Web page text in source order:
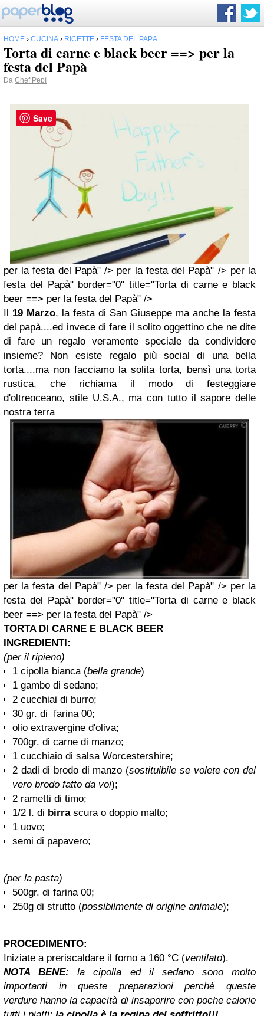
HOME › CUCINA › RICETTE › FESTA DEL PAPÀ
Torta di carne e black beer ==> per la
festa del Papà
Da Chef Pepì
per la festa del Papà" /> per la festa del Papà" /> per la
festa del Papà" border="0" title="Torta di carne e black
beer ==> per la festa del Papà" />
Il 19 Marzo, la festa di San Giuseppe ma anche la festa
del papà....ed invece di fare il solito oggettino che ne dite
di fare un regalo veramente speciale da condividere
insieme? Non esiste regalo più social di una bella
torta....ma non facciamo la solita torta, bensì una torta
rustica, che richiama il modo di festeggiare
d'oltreoceano, stile U.S.A., ma con tutto il sapore delle
nostra terra
per la festa del Papà" /> per la festa del Papà" /> per la
festa del Papà" border="0" title="Torta di carne e black
beer ==> per la festa del Papà" />
TORTA DI CARNE E BLACK BEER
INGREDIENTI:
(per il ripieno)
1 cipolla bianca (bella grande)
1 gambo di sedano;
2 cucchiai di burro;
30 gr. di farina 00;
olio extravergine d'oliva;
700gr. di carne di manzo;
1 cucchiaio di salsa Worcestershire;
2 dadi di brodo di manzo (sostituibile se volete con del
vero brodo fatto da voi);
2 rametti di timo;
1/2 l. di birrascura o doppio malto;
1 uovo;
semi di papavero;
(per la pasta)
500gr. di farina 00;
250g di strutto (possibilmente di origine animale);
PROCEDIMENTO:
Iniziate a preriscaldare il forno a 160 °C (ventilato).
NOTA BENE: la cipolla ed il sedano sono molto
importanti in queste preparazioni perchè queste
verdure hanno la capacità di insaporire con poche calorie
Save